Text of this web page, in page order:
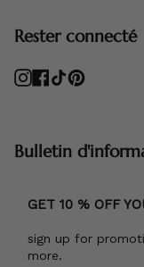
Rester connecté
Instagram
Facebook
TikTokPinterest
Bulletin
GET 10 % OFF
sign up for
more.